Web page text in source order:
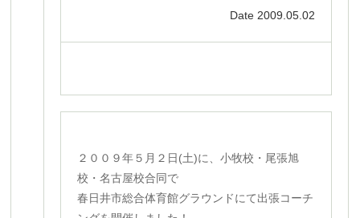
Date 2009.05.02
２００９年５月２日(土)に、小牧校・尾張旭
校・名古屋校合同で
春日井市総合体育館グラウンドにて出張コーチ